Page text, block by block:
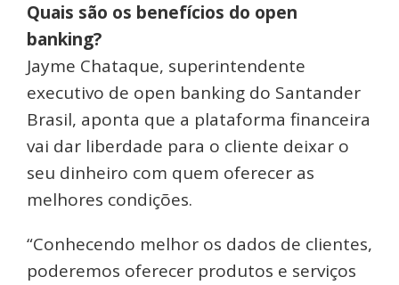
Quais são os benefícios do open
banking?
Jayme Chataque, superintendente
executivo de open banking do Santander
Brasil, aponta que a plataforma financeira
vai dar liberdade para o cliente deixar o
seu dinheiro com quem oferecer as
melhores condições.
“Conhecendo melhor os dados de clientes,
poderemos oferecer produtos e serviços